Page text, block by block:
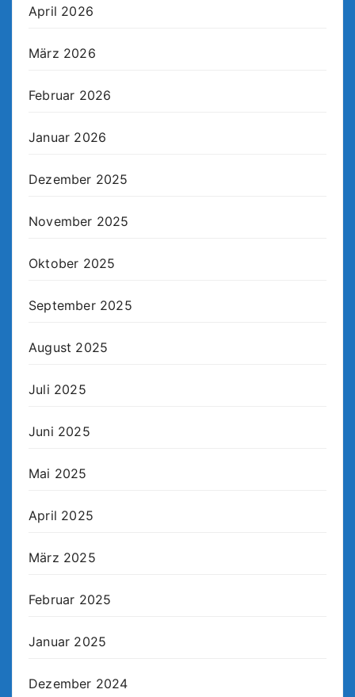
April 2026
März 2026
Februar 2026
Januar 2026
Dezember 2025
November 2025
Oktober 2025
September 2025
August 2025
Juli 2025
Juni 2025
Mai 2025
April 2025
März 2025
Februar 2025
Januar 2025
Dezember 2024